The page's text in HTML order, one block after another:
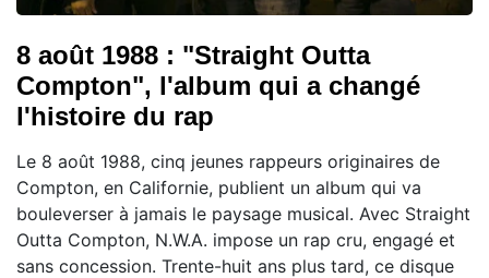
8 août 1988 : "Straight Outta
Compton", l'album qui a changé
l'histoire du rap
Le 8 août 1988, cinq jeunes rappeurs originaires de
Compton, en Californie, publient un album qui va
bouleverser à jamais le paysage musical. Avec Straight
Outta Compton, N.W.A. impose un rap cru, engagé et
sans concession. Trente-huit ans plus tard, ce disque